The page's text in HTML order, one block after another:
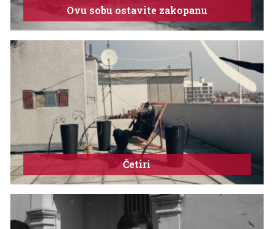
Ovu sobu ostavite zakopanu
Četiri